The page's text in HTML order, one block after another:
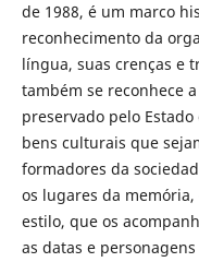
de 1988, é um marco
reconhecimento da
língua, suas crenças e
também se reconhece
preservado pelo
bens culturais que
formadores da
os lugares da
estilo, que os
as datas e